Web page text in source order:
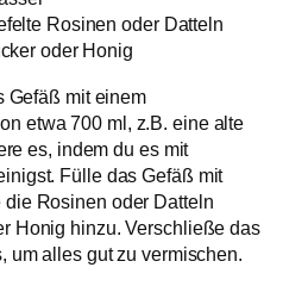
Rosinen oder Datteln
oder Honig
Gefäß mit einem
etwa 700 ml, z.B. eine alte
es, indem du es mit
Fülle das Gefäß mit
die Rosinen oder Datteln
Honig hinzu. Verschließe das
um alles gut zu vermischen.